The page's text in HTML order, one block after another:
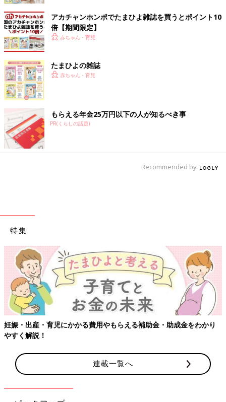
アカチャンホンポでたまひよ雑誌を買うとポイント10
倍【期間限定】
赤ちゃん・育児
たまひよの雑誌
赤ちゃん・育児
もらえる年金25万円以下の人が知るべき事
PR(くらしの話題)
Recommended by
特集
らえる補助金・助成金をわかり 【ワクチン接種できるものも】
連載一覧へ